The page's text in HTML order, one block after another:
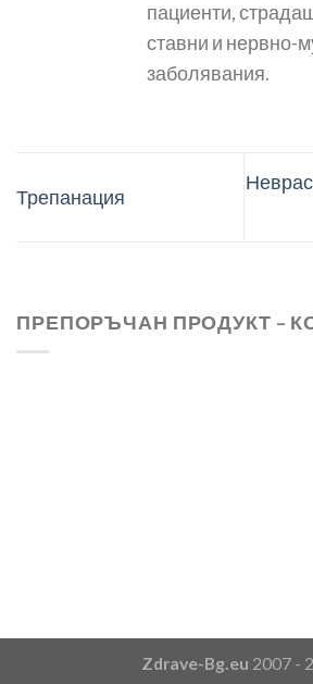
пациенти,
ставни и нервно-
заболявания.
Трепанация
ПРЕПОРЪЧАН ПРОДУКТ –
Zdrave-Bg.eu 2007 -